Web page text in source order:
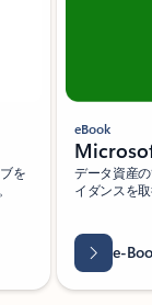
を
eBook
データ資産
イダンスを
e-